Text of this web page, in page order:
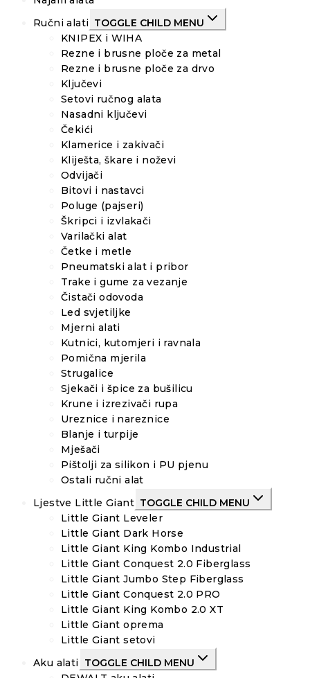
Ručni alati TOGGLE CHILD MENU
KNIPEX i WIHA
Rezne i brusne ploče za metal
Rezne i brusne ploče za drvo
Ključevi
Setovi ručnog alata
Nasadni ključevi
Čekići
Klamerice i zakivači
Kliješta, škare i noževi
Odvijači
Bitovi i nastavci
Poluge (pajseri)
Škripci i izvlakači
Varilački alat
Četke i metle
Pneumatski alat i pribor
Trake i gume za vezanje
Čistači odovoda
Led svjetiljke
Mjerni alati
Kutnici, kutomjeri i ravnala
Pomična mjerila
Strugalice
Sjekači i špice za bušilicu
Krune i izrezivači rupa
Ureznice i nareznice
Blanje i turpije
Mješači
Pištolji za silikon i PU pjenu
Ostali ručni alat
Ljestve Little Giant TOGGLE CHILD MENU
Little Giant Leveler
Little Giant Dark Horse
Little Giant King Kombo Industrial
Little Giant Conquest 2.0 Fiberglass
Little Giant Jumbo Step Fiberglass
Little Giant Conquest 2.0 PRO
Little Giant King Kombo 2.0 XT
Little Giant oprema
Little Giant setovi
Aku alati TOGGLE CHILD MENU